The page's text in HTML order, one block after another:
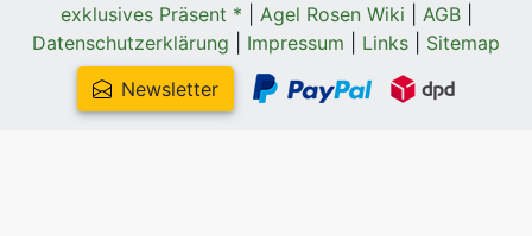
exklusives Präsent *
Agel Rosen Wiki AGB|
Datenschutzerklärung
Impressum Links
Sitemap
Newsletter